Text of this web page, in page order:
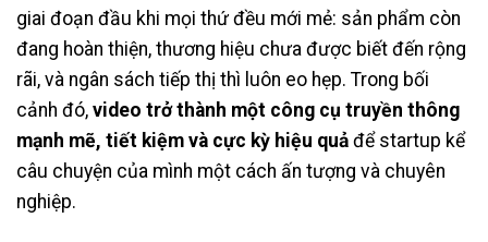
giai đoạn đầu khi mọi thứ đều mới mẻ: sản phẩm còn
đang hoàn thiện, thương hiệu chưa được biết đến rộng
rãi, và ngân sách tiếp thị thì luôn eo hẹp. Trong bối
cảnh đó, video trở thành một công cụ truyền thông
mạnh mẽ, tiết kiệm và cực kỳ hiệu quả để startup kể
câu chuyện của mình một cách ấn tượng và chuyên
nghiệp.